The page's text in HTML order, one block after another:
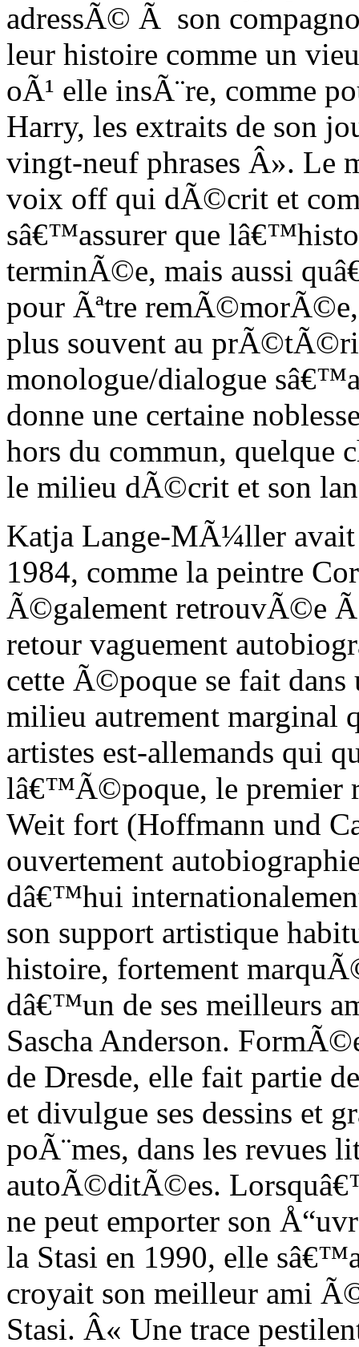
adressÃ© Ã son
leur histoire comme un
oÃ¹ elle insÃ¨re, comme
Harry, les extraits de son
vingt-neuf phrases Â». Le
voix off qui dÃ©crit et
sâ€™assurer que
terminÃ©e, mais aussi
pour Ãªtre
plus souvent au
monologue/dialogue
donne une certaine
hors du commun, quelque
le milieu dÃ©crit et son
Katja Lange-MÃ¼ller
1984, comme la peintre
Ã©galement retrouvÃ©e
retour vaguement
cette Ã©poque se fait
milieu autrement marginal
artistes est-allemands qui
lâ€™Ã©poque, le premier
Weit fort (Hoffmann und
ouvertement
dâ€™hui
son support artistique
histoire, fortement
dâ€™un de ses meilleurs
Sascha Anderson.
de Dresde, elle fait partie
et divulgue ses dessins et
poÃ¨mes, dans les revues
autoÃ©ditÃ©es.
ne peut emporter son
la Stasi en 1990, elle
croyait son meilleur ami
Stasi. Â« Une trace